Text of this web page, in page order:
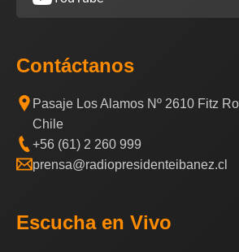
Contáctanos
Pasaje Los Alamos Nº 2610 Fitz
Chile
+56 (61) 2 260 999
prensa@radiopresidenteibanez.cl
Escucha en Vivo